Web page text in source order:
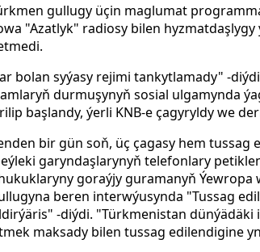
gullugy üçin maglumat
"Azatlyk" radiosy bilen hyzmatdaşlygy
bolan syýasy rejimi tankytlamady" -
durmuşynyň sosial ulgamynda
başlandy, ýerli KNB-e çagyryldy we
bir gün soň, üç çagasy hem
garyndaşlarynyň telefonlary
goraýjy guramanyň
beren interwýusynda "Tussag
-diýdi. "Türkmenistan
maksady bilen tussag edilendigine